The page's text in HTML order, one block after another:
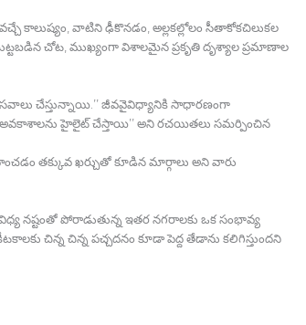
కాలుష్యం, వాటిని ఢీకొనడం, అల్లకల్లోలం సీతాకోకచిలుకల
చోట, ముఖ్యంగా విశాలమైన ప్రకృతి దృశ్యాల ప్రమాణాల
సవాలు చేస్తున్నాయి.’’ జీవవైవిధ్యానికి సాధారణంగా
హైలైట్‍ చేస్తాయి’’ అని రచయితలు సమర్పించిన
తక్కువ ఖర్చుతో కూడిన మార్గాలు అని వారు
నష్టంతో పోరాడుతున్న ఇతర నగరాలకు ఒక సంభావ్య
చిన్న చిన్న పచ్చదనం కూడా పెద్ద తేడాను కలిగిస్తుందని